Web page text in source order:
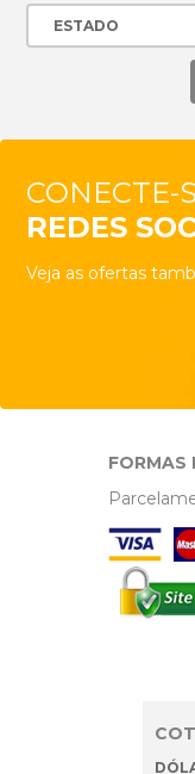
CONECTE-
REDES
Veja as ofertas
FORMAS